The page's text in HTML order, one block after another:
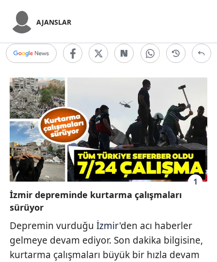
AJANSLAR
1
İzmir depreminde kurtarma çalışmaları
sürüyor
Depremin vurduğu İzmir'den acı haberler
gelmeye devam ediyor. Son dakika bilgisine,
kurtarma çalışmaları büyük bir hızla devam